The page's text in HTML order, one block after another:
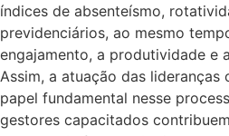
índices de absenteísmo,
previdenciários, ao mesmo
engajamento, a produtividade e
Assim, a atuação das lideranças
papel fundamental nesse
gestores capacitados